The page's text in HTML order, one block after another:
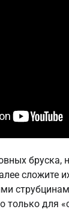
бруска,
сложите
только для